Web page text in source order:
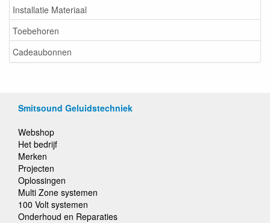
Installatie Materiaal
Toebehoren
Cadeaubonnen
Smitsound Geluidstechniek
Webshop
Het bedrijf
Merken
Projecten
Oplossingen
Multi Zone systemen
100 Volt systemen
Onderhoud en Reparaties